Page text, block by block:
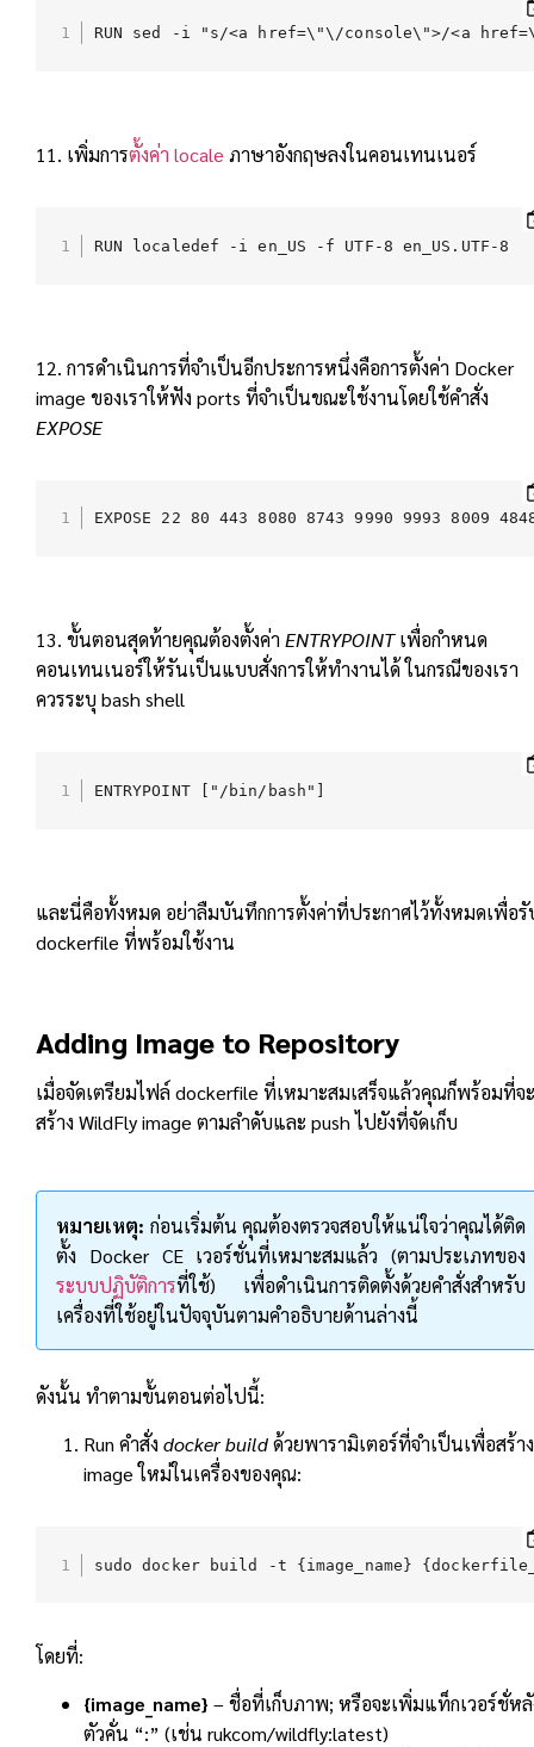
RUN sed -i "s/<a href=\"\/console\">/<a
11. เพิ่มการตั้งค่า locale ภาษาอังกฤษลงในคอนเทนเนอร์
RUN localedef -i en_US -f UTF-8 en_US.UTF-8
12. การดำเนินการที่จำเป็นอีกประการหนึ่งคือการตั้งค่า Docker
image ของเราให้ฟัง ports ที่จำเป็นขณะใช้งานโดยใช้คำสั่ง
EXPOSE
EXPOSE 22 80 443 8080 8743 9990 9993 8009
13. ขั้นตอนสุดท้ายคุณต้องตั้งค่า ENTRYPOINTเพื่อกำหนด
คอนเทนเนอร์ให้รันเป็นแบบสั่งการให้ทำงานได้ ในกรณีของเรา
ควรระบุ bash shell
ENTRYPOINT ["/bin/bash"]
และนี่คือทั้งหมด อย่าลืมบันทึกการตั้งค่าที่ประกาศไว้ทั้งหมดเพื่อรั
dockerfile ที่พร้อมใช้งาน
Adding Image to Repository
เมื่อจัดเตรียมไฟล์ dockerfile ที่เหมาะสมเสร็จแล้วคุณก็พร้อมที่จะ
สร้าง WildFly image ตามลำดับและ push ไปยังที่จัดเก็บ
หมายเหตุ: ก่อนเริ่มต้น คุณต้องตรวจสอบให้แน่ใจว่าคุณได้ติด
ตั้ง Docker CE เวอร์ชั่นที่เหมาะสมแล้ว (ตามประเภทของ
ระบบปฏิบัติการที่ใช้) เพื่อดำเนินการติดตั้งด้วยคำสั่งสำหรับ
เครื่องที่ใช้อยู่ในปัจจุบันตามคำอธิบายด้านล่างนี้
ดังนั้น ทำตามขั้นตอนต่อไปนี้:
Run คำสั่ง docker buildด้วยพารามิเตอร์ที่จำเป็นเพื่อสร้าง
image ใหม่ในเครื่องของคุณ:
sudo docker build -t {image_name}
โดยที่:
{image_name} – ชื่อที่เก็บภาพ; หรือจะเพิ่มแท็กเวอร์ชั่ห
ตัวคั่น “:” (เช่น rukcom/wildfly:latest)